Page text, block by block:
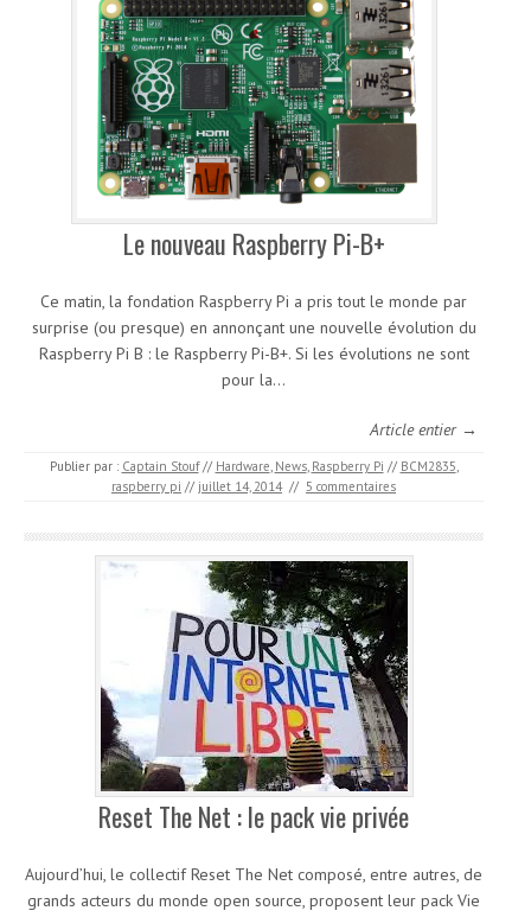
Le nouveau Raspberry Pi-B+
Ce matin, la fondation Raspberry Pi a pris tout le monde par
surprise (ou presque) en annonçant une nouvelle évolution du
Raspberry Pi B : le Raspberry Pi-B+. Si les évolutions ne sont
pour la…
Article entier →
Publier par : Captain Stouf // Hardware, News, Raspberry Pi // BCM2835,
raspberry pi // juillet 14, 2014 // 5 commentaires
Reset The Net : le pack vie privée
Aujourd’hui, le collectif Reset The Net composé, entre autres, de
grands acteurs du monde open source, proposent leur pack Vie